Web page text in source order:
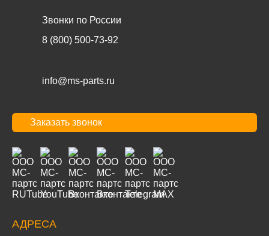
Звонки по России
8 (800) 500-73-92
info@ms-parts.ru
Заказать звонок
АДРЕСА